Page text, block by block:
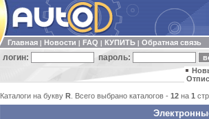
Главная Новости FAQ КУПИТЬ Обратная связь
логин: пароль:
Каталоги на букву R . Всего выбрано каталогов - 12 на 1